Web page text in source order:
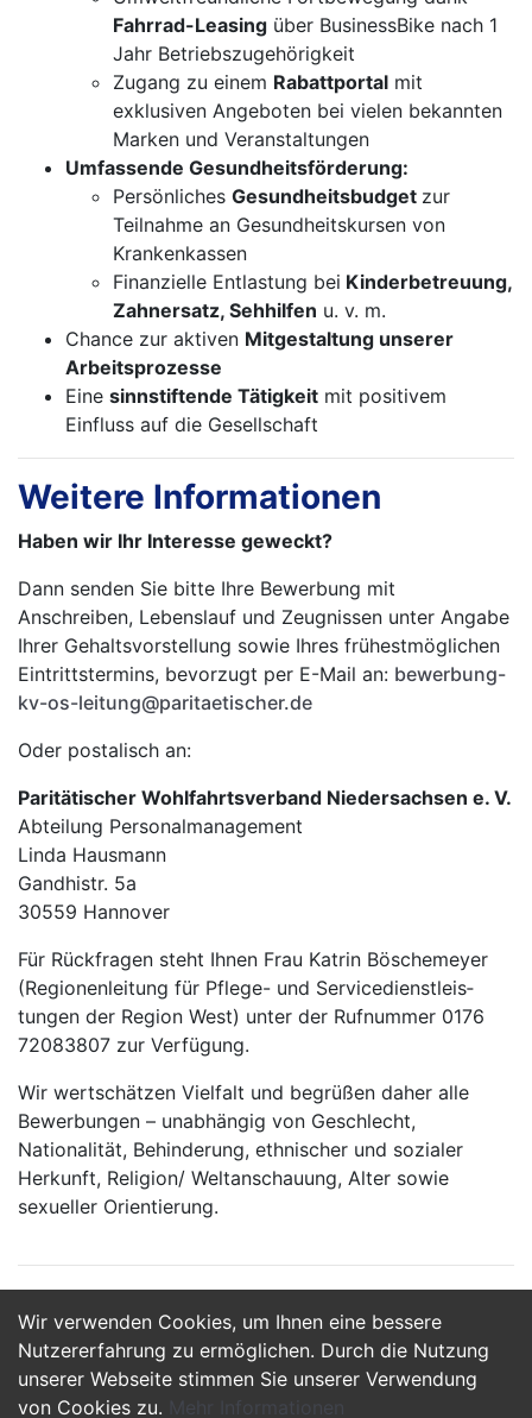
Wir verwenden Cookies, um Ihnen eine bessere
Nutzererfahrung zu ermöglichen. Durch die Nutzung
unserer Webseite stimmen Sie unserer Verwendung
von Cookies zu. Mehr Informationen
Fahrrad-Leasing über BusinessBike nach 1
Jahr Betriebszugehörigkeit
Zugang zu einem Rabattportal mit
exklusiven Angeboten bei vielen bekannten
Marken und Veranstaltungen
Umfassende Gesundheitsförderung:
Persönliches Gesundheitsbudget zur
Teilnahme an Gesundheitskursen von
Krankenkassen
Finanzielle Entlastung bei Kinderbetreuung,
Zahnersatz, Sehhilfen u. v. m.
Chance zur aktiven Mitgestaltung unserer
Arbeitsprozesse
Eine sinnstiftende Tätigkeit mit positivem
Einfluss auf die Gesellschaft
Weitere Informationen
Haben wir Ihr Interesse geweckt?
Dann senden Sie bitte Ihre Bewerbung mit
Anschreiben, Lebenslauf und Zeugnissen unter Angabe
Ihrer Gehaltsvorstellung sowie Ihres frühestmöglichen
Eintrittstermins, bevorzugt per E-Mail an: bewerbung-
kv-os-leitung@paritaetischer.de
Oder postalisch an:
Paritätischer Wohlfahrtsverband Niedersachsen e. V.
Abteilung Personalmanagement
Linda Hausmann
Gandhistr. 5a
30559 Hannover
Für Rückfragen steht Ihnen Frau Katrin Böschemeyer
(Regionenleitung für Pflege- und Service­dienst­leis­
tungen der Region West) unter der Rufnummer 0176
72083807 zur Verfügung.
Wir wertschätzen Vielfalt und begrüßen daher alle
Bewerbungen – unabhängig von Geschlecht,
Nationalität, Behinderung, ethnischer und sozialer
Herkunft, Religion/ Weltanschauung, Alter sowie
sexueller Orientierung.
Jetzt Bewerben